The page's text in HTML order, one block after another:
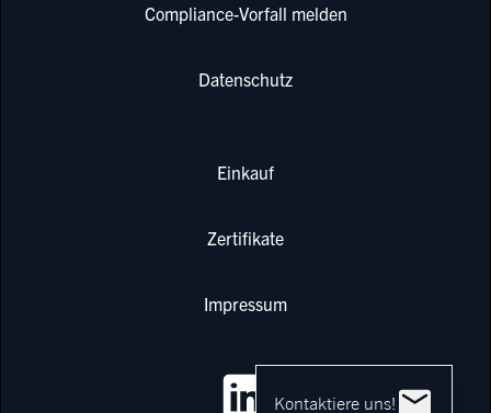
Compliance-Vorfall melden
Datenschutz
Einkauf
Zertifikate
Impressum
Kontaktiere uns!